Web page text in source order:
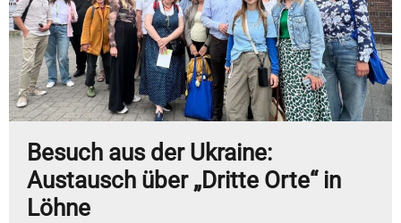
Besuch aus der Ukraine:
Austausch über „Dritte Orte“ in
Löhne